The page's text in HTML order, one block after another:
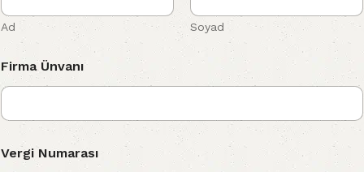
Ad Soyad
Firma Ünvanı
Vergi Numarası